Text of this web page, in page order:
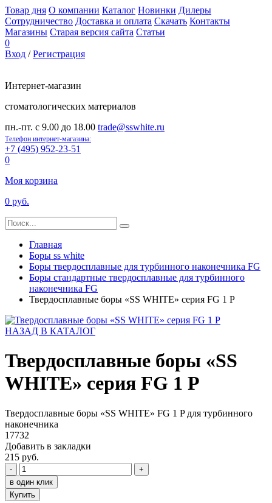
Товар дня О компании Каталог Новинки Дилеры
Сотрудничество Доставка и оплата Скачать Контакты
Магазины Старая версия сайта Статьи
0
Вход /Регистрация
Интернет-магазин
стоматологических материалов
пн.-пт. с 9.00 до 18.00 trade@sswhite.ru
Телефон интернет-магазина:
+7 (495) 952-23-51
0
Моя корзина
0 руб.
Главная
Боры ss white
Боры твердосплавные для турбинного наконечника FG
Боры стандартные твердосплавные для турбинного
наконечника FG
Твердосплавные боры «SS WHITE» серия FG 1 P
НАЗАД В КАТАЛОГ
Твердосплавные боры «SS
WHITE» серия FG 1 P
Твердосплавные боры «SS WHITE» FG 1 P для турбинного
наконечника
17732
Добавить в закладки
215 руб.
-
+
в один клик
Купить